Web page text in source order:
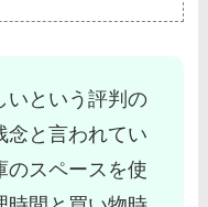
いという評判の
念と言われてい
のスペースを使